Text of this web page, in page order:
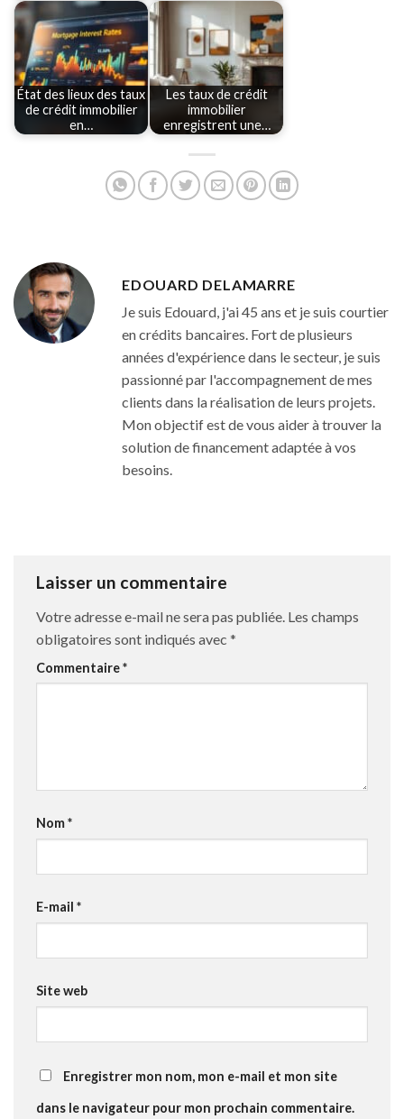
État des lieux des taux
de crédit immobilier
en…
Les taux de crédit
immobilier
enregistrent une…
EDOUARD DELAMARRE
Je suis Edouard, j'ai 45 ans et je suis courtier
en crédits bancaires. Fort de plusieurs
années d'expérience dans le secteur, je suis
passionné par l'accompagnement de mes
clients dans la réalisation de leurs projets.
Mon objectif est de vous aider à trouver la
solution de financement adaptée à vos
besoins.
Laisser un commentaire
Votre adresse e-mail ne sera pas publiée. Les champs
obligatoires sont indiqués avec *
Commentaire*
Nom*
E-mail *
Site web
Enregistrer mon nom, mon e-mail et mon site
dans le navigateur pour mon prochain commentaire.